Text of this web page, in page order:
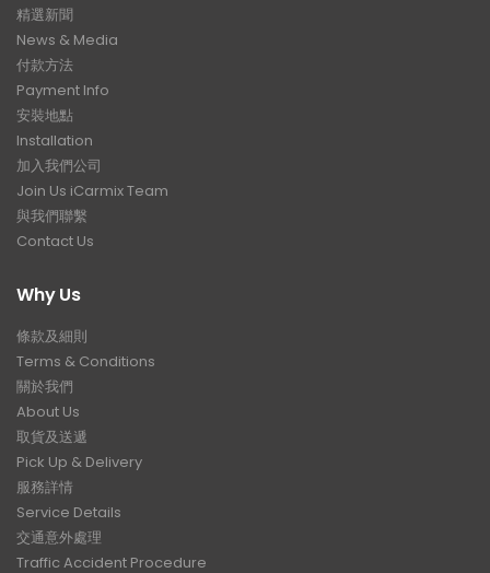
精選新聞
News & Media
付款方法
Payment Info
安裝地點
Installation
加入我們公司
Join Us iCarmix Team
與我們聯繫
Contact Us
Why Us
條款及細則
Terms & Conditions
關於我們
About Us
取貨及送遞
Pick Up & Delivery
服務詳情
Service Details
交通意外處理
Traffic Accident Procedure